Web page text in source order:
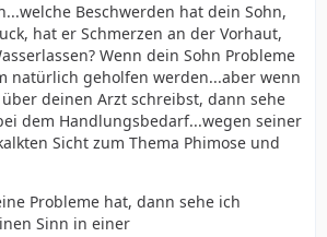
Beschwerden hat dein Sohn,
hat er Schmerzen an der Vorhaut,
Wenn dein Sohn Probleme
natürlich geholfen werden...aber wenn
deinen Arzt schreibst, dann sehe
dem Handlungsbedarf...wegen seiner
Sicht zum Thema Phimose und
Probleme hat, dann sehe ich
Sinn in einer